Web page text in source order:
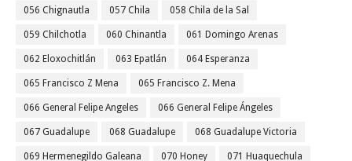
056 Chignautla 057 Chila 058 Chila de la Sal
059 Chilchotla 060 Chinantla 061 Domingo Arenas
062 Eloxochitlán 063 Epatlán 064 Esperanza
065 Francisco Z Mena 065 Francisco Z. Mena
066 General Felipe Angeles 066 General Felipe Ángeles
067 Guadalupe 068 Guadalupe 068 Guadalupe Victoria
069 Hermenegildo Galeana 070 Honey 071 Huaquechula